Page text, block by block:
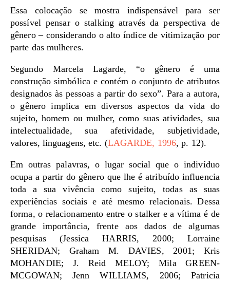
Essa colocação se mostra indispensável para ser
possível pensar o stalking através da perspectiva de
gênero – considerando o alto índice de vitimização por
parte das mulheres.
Segundo Marcela Lagarde, “o gênero é uma
construção simbólica e contém o conjunto de atributos
designados às pessoas a partir do sexo”. Para a autora,
o gênero implica em diversos aspectos da vida do
sujeito, homem ou mulher, como suas atividades, sua
intelectualidade, sua afetividade, subjetividade,
valores, linguagens, etc. (LAGARDE, 1996, p. 12).
Em outras palavras, o lugar social que o indivíduo
ocupa a partir do gênero que lhe é atribuído influencia
toda a sua vivência como sujeito, todas as suas
experiências sociais e até mesmo relacionais. Dessa
forma, o relacionamento entre o stalker e a vítima é de
grande importância, frente aos dados de algumas
pesquisas (Jessica HARRIS, 2000; Lorraine
SHERIDAN; Graham M. DAVIES, 2001; Kris
MOHANDIE; J. Reid MELOY; Mila GREEN-
MCGOWAN; Jenn WILLIAMS, 2006; Patricia